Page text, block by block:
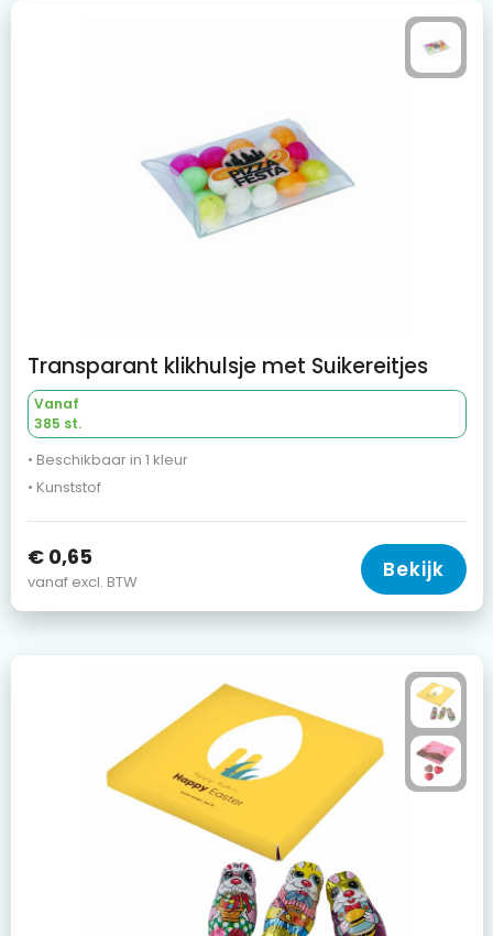
Transparant klikhulsje met Suikereitjes
Vanaf
385 st.
• Beschikbaar in 1 kleur
• Kunststof
€ 0,65
vanaf excl. BTW Bekijk